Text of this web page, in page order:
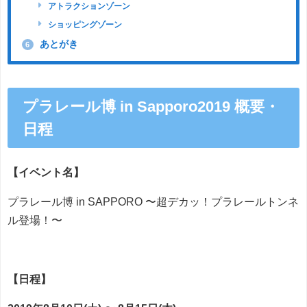
アトラクションゾーン
ショッピングゾーン
6 あとがき
プラレール博 in Sapporo2019 概要・
日程
【イベント名】
プラレール博 in SAPPORO 〜超デカッ！プラレールトンネ
ル登場！〜
【日程】